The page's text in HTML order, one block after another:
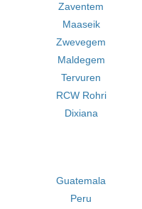
Zaventem
Maaseik
Zwevegem
Maldegem
Tervuren
RCW Rohri
Dixiana
Guatemala
Peru